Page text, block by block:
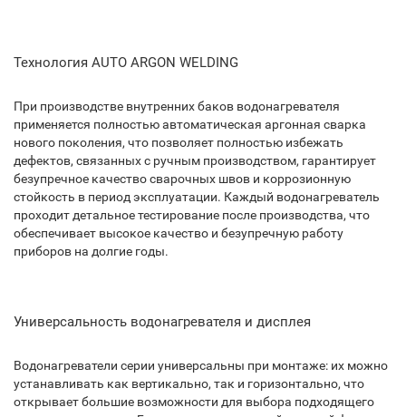
Технология AUTO ARGON WELDING
При производстве внутренних баков водонагревателя
применяется полностью автоматическая аргонная сварка
нового поколения, что позволяет полностью избежать
дефектов, связанных с ручным производством, гарантирует
безупречное качество сварочных швов и коррозионную
стойкость в период эксплуатации. Каждый водонагреватель
проходит детальное тестирование после производства, что
обеспечивает высокое качество и безупречную работу
приборов на долгие годы.
Универсальность водонагревателя и дисплея
Водонагреватели серии универсальны при монтаже: их можно
устанавливать как вертикально, так и горизонтально, что
открывает большие возможности для выбора подходящего